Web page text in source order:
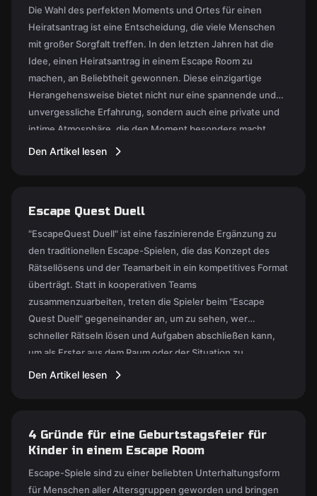
Die Wahl des perfekten Moments und Ortes für einen
Heiratsantrag ist eine Entscheidung, die viele Menschen
mit großer Sorgfalt treffen. In den letzten Jahren hat die
Idee, einen Heiratsantrag in einem Escape Room zu
machen, an Beliebtheit gewonnen. Diese einzigartige
Herangehensweise bietet nicht nur eine spannende und
unvergessliche Erfahrung, sondern auch eine private und
intime Atmosphäre, die den Moment besonders macht.
Den Artikel lesen
Escape Quest Duell
"EscapeQuest Duell" ist eine faszinierende Ergänzung zu
den traditionellen Escape-Spielen, die das Konzept des
Rätsellösens und der Teamarbeit in ein kompetitives Format
überträgt. Statt in kooperativen Teams
zusammenzuarbeiten, treten die Spieler beim "Escape
Quest Duell" gegeneinander an, um zu sehen, wer
schneller Rätseln lösen und Aufgaben abschließen kann,
um als Erster aus dem Raum oder der Situation zu
entkommen.
Den Artikel lesen
4 Gründe für eine Geburtstagsfeier für
Kinder in einem Escape Room
Escape-Spiele sind zu einer beliebten Unterhaltungsform
für Menschen aller Altersgruppen geworden und bringen